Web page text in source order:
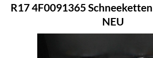
R17 4F0091365
NEU